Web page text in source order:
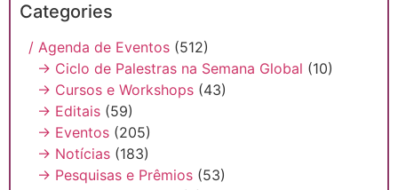
Categories
/ Agenda de Eventos (512)
→ Ciclo de Palestras na Semana Global (10)
→ Cursos e Workshops (43)
→ Editais (59)
→ Eventos (205)
→ Notícias (183)
→ Pesquisas e Prêmios (53)